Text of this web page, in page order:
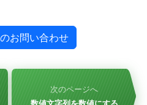
お問い合わせ
次のページへ